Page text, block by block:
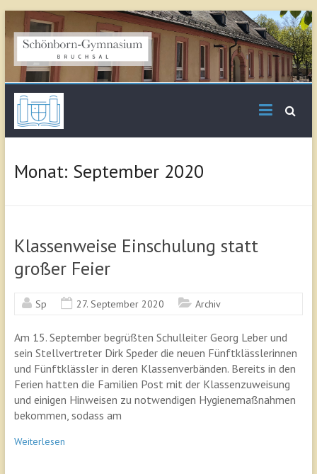
to
content
Gymnasium Bruchsal
Monat: September 2020
Klassenweise Einschulung statt
großer Feier
Sp 27. September 2020 Archiv
Am 15. September begrüßten Schulleiter Georg Leber und
sein Stellvertreter Dirk Speder die neuen Fünftklässlerinnen
und Fünftklässler in deren Klassenverbänden. Bereits in den
Ferien hatten die Familien Post mit der Klassenzuweisung
und einigen Hinweisen zu notwendigen Hygienemaßnahmen
bekommen, sodass am
Weiterlesen